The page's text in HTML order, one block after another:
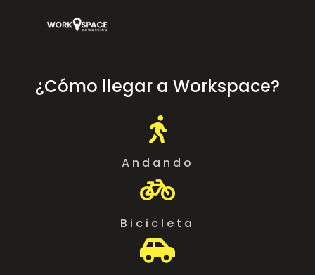
¿Cómo llegar a Workspace?

Andando

Bicicleta
